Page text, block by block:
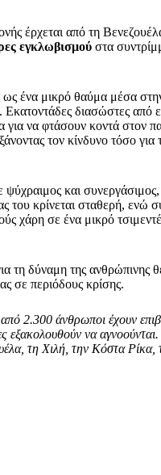
έρχεται από τη
εγκλωβισμού στα
ένα μικρό θαύμα μέσα
Εκατοντάδες διασώστες από
να φτάσουν κοντά στον
τον κίνδυνο τόσο για
και
του κρίνεται σταθερή, ενώ
χάρη σε ένα μικρό
τη δύναμη της ανθρώπινης
σε περιόδους κρίσης.
2.300 άνθρωποι έχουν
εξακολουθούν να
τη Χιλή, την Κόστα